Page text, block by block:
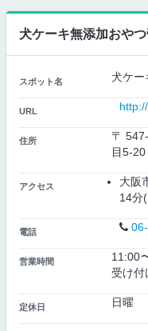
犬ケーキ無添加おや
スポット名 犬ケー
URL
住所
〒
目5-20
アクセス
大阪
14分
電話
営業時間
11:00
受け付
定休日 日曜